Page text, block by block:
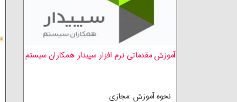
آموزش مقدماتی نرم افزار سپیدار همکاران سیستم
نحوه آموزش :مجازی